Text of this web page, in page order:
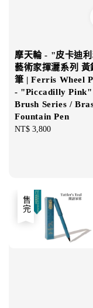
摩天輪 - "皮卡迪
藝術家揮灑系列 黃
筆 | Ferris Wheel
- "Piccadilly
Brush Series /
Fountain Pen
Regular
NT$ 3,800
售完